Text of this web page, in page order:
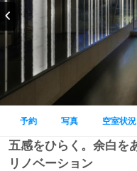
予約 写真 空室状況
五感をひらく。余白を
リノベーション